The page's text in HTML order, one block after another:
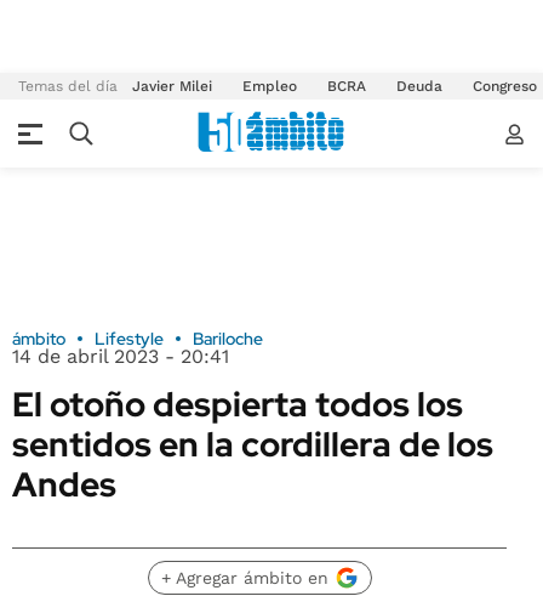
Temas del día Javier Milei Empleo BCRA Deuda Congreso
ámbito Lifestyle Bariloche
14 de abril 2023 - 20:41
El otoño despierta todos los
sentidos en la cordillera de los
Andes
+ Agregar ámbito en